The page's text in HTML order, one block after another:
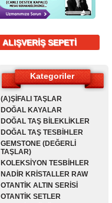
ALIŞVERİŞ SEPETİ
Kategoriler
(A)ŞİFALI TAŞLAR
DOĞAL KAYALAR
DOĞAL TAŞ BİLEKLİKLER
DOĞAL TAŞ TESBİHLER
GEMSTONE (DEĞERLİ
TAŞLAR)
KOLEKSİYON TESBİHLER
NADİR KRİSTALLER RAW
OTANTİK ALTIN SERİSİ
OTANTİK SETLER